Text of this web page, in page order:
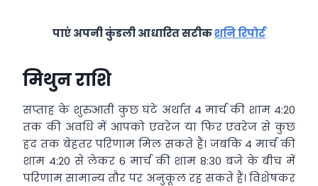
पाएं अपनी कुंडली आधारित सटीकशनि रिपोर्ट
मिथुन राशि
सप्ताह के शुरुआती कुछ घंटे अर्थात 4 मार्च की शाम 4:20
तक की अवधि में आपको एवरेज या फिर एवरेज से कुछ
हद तक बेहतर परिणाम मिल सकते हैं। जबकि 4 मार्च की
शाम 4:20 से लेकर 6 मार्च की शाम 8:30 बजे के बीच में
परिणाम सामान्य तौर पर अनुकूल रह सकते हैं। विशेषकर